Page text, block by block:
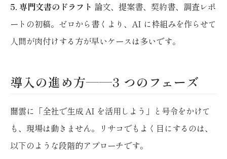
5. 専門文書のドラフト 論文、提案書、契約書、調査レポ
ートの初稿。ゼロから書くより、AI に枠組みを作らせて
人間が肉付けする方が早いケースは多いです。
導入の進め方——3 つのフェーズ
闇雲に「全社で生成 AI を活用しよう」と号令をかけて
も、現場は動きません。リサコでもよく目にするのは、
以下のような段階的アプローチです。